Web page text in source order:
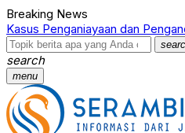
Breaking News
Kasus Penganiayaan dan
search
menu